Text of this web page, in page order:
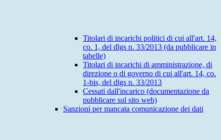
Titolari di incarichi politici di cui all'art. 14,
co. 1, del dlgs n. 33/2013 (da pubblicare in
tabelle)
Titolari di incarichi di amministrazione, di
direzione o di governo di cui all'art. 14, co.
1-bis, del dlgs n. 33/2013
Cessati dall'incarico (documentazione da
pubblicare sul sito web)
Sanzioni per mancata comunicazione dei dati